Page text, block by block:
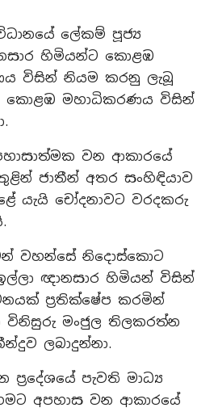
ලේකම් පූජ්‍ය
හිමියන්ට කොළඹ
විසින් නියම කරනු ලැබූ
කොළඹ මහාධිකරණය විසින්
වන ආකාරයේ
ජාතීන් අතර සංහිඳියාව
යැයි චෝදනාවට වරදකරු
වහන්සේ නිදොස්කොට
ඥානසාර හිමියන් විසින්
ප්‍රතික්ෂේප කරමින්
මංජුල තිලකරත්න
ලබාදුන්නා.
ප්‍රදේශයේ පැවති මාධ්‍ය
අපහාස වන ආකාරයේ